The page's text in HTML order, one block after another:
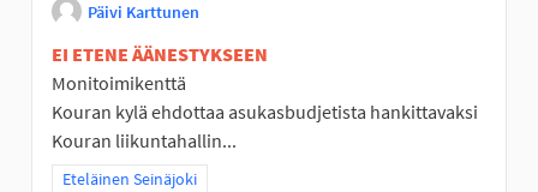
Päivi Karttunen
EI ETENE ÄÄNESTYKSEEN
Monitoimikenttä
Kouran kylä ehdottaa asukasbudjetista hankittavaksi
Kouran liikuntahallin...
Rajaa tulokset teeman mukaan: Eteläinen Seinäjoki
Eteläinen Seinäjoki